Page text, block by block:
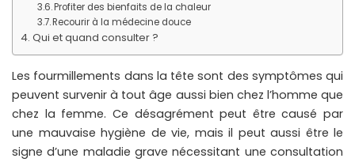
Profiter des bienfaits de la chaleur
Recourir à la médecine douce
Qui et quand consulter ?
Les fourmillements dans la tête sont des symptômes qui
peuvent survenir à tout âge aussi bien chez l’homme que
chez la femme. Ce désagrément peut être causé par
une mauvaise hygiène de vie, mais il peut aussi être le
signe d’une maladie grave nécessitant une consultation